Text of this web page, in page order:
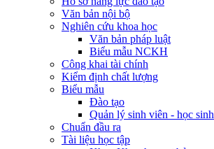
Văn bản nội bộ
Nghiên cứu khoa học
Văn bản pháp luật
Biểu mẫu NCKH
Công khai tài chính
Kiểm định chất lượng
Biểu mẫu
Đào tạo
Quản lý sinh viên - học sinh
Chuẩn đầu ra
Tài liệu học tập